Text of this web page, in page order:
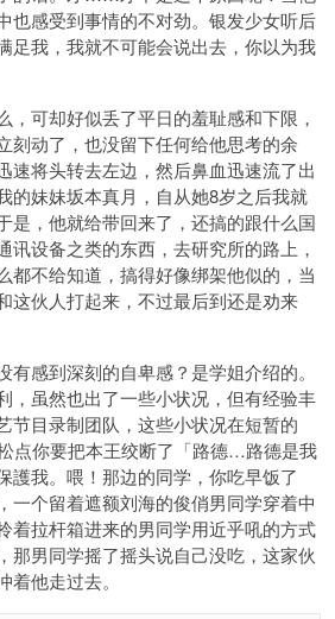
也感受到事情的不对劲。银发少女听后
足我，我就不可能会说出去，你以为我
，可却好似丢了平日的羞耻感和下限，
刻动了，也没留下任何给他思考的余
速将头转去左边，然后鼻血迅速流了出
妹妹坂本真月，自从她8岁之后我就
是，他就给带回来了，还搞的跟什么国
讯设备之类的东西，去研究所的路上，
都不给知道，搞得好像绑架他似的，当
这伙人打起来，不过最后到还是劝来
感到深刻的自卑感？是学姐介绍的。
，虽然也出了一些小状况，但有经验丰
节目录制团队，这些小状况在短暂的
点你要把本王绞断了「路德…路德是我
我。喂！那边的同学，你吃早饭了
一个留着遮额刘海的俊俏男同学穿着中
着拉杆箱进来的男同学用近乎吼的方式
那男同学摇了摇头说自己没吃，这家伙
他走过去。